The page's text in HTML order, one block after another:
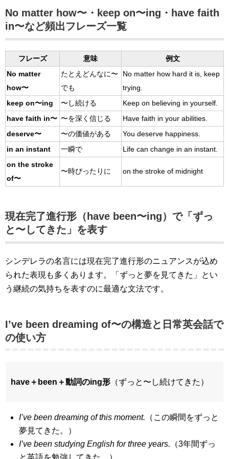
No matter how〜・keep on〜ing・have faith
in〜など頻出フレーズ一覧
フレーズ 意味
例文
No matter
how〜
たとえどんなに〜
でも
No matter how hard it is, keep
trying.
keep on〜ing
〜し続ける
Keep on believing in yourself.
have faith in〜 〜を深く信じる
Have faith in your abilities.
deserve〜
〜の価値がある
You deserve happiness.
in an instant
一瞬で
Life can change in an instant.
on the stroke
of〜
〜時ぴったりに on the stroke of midnight
現在完了進行形（have been〜ing）で「ずっ
と〜してきた」を表す
シンデレラの名言には現在完了進行形のニュアンスが込め
られた表現も多くあります。「ずっと夢を見てきた」とい
う継続の気持ちを表すのに最適な文法です。
I’ve been dreaming of〜の構造と日常英会話で
の使い方
have＋been＋動詞のing形 （ずっと〜し続けてきた）
I’ve been dreaming of this moment. （この瞬間をずっと
夢見てきた。）
I’ve been studying English for three years. （3年間ずっ